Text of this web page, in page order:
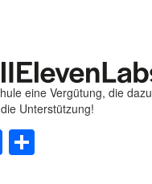
eine Vergütung, die dazu
Unterstützung!
Facebook